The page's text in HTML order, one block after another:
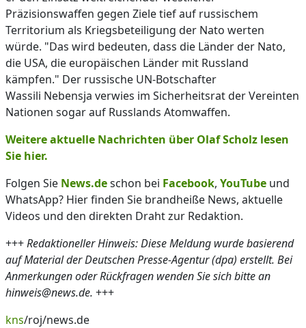
Präzisionswaffen gegen Ziele tief auf russischem
Territorium als Kriegsbeteiligung der Nato werten
würde. "Das wird bedeuten, dass die Länder der Nato,
die USA, die europäischen Länder mit Russland
kämpfen." Der russische UN-Botschafter
Wassili Nebensja verwies im Sicherheitsrat der Vereinten
Nationen sogar auf Russlands Atomwaffen.
Weitere aktuelle Nachrichten über Olaf Scholz lesen
Sie hier.
Folgen Sie News.deschon bei Facebook, YouTube und
WhatsApp? Hier finden Sie brandheiße News, aktuelle
Videos und den direkten Draht zur Redaktion.
+++Redaktioneller Hinweis: Diese Meldung wurde basierend
auf Material der Deutschen Presse-Agentur (dpa) erstellt. Bei
Anmerkungen oder Rückfragen wenden Sie sich bitte an
hinweis@news.de. +++
kns/roj/news.de